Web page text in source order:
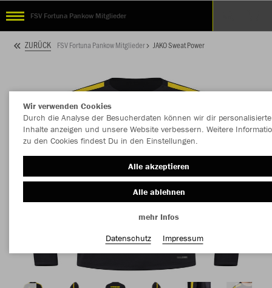
FSV Fortuna Pankow Mitglieder
ZURÜCK FSV Fortuna Pankow Mitglieder JAKO Sweat Power
Wir verwenden Cookies
Durch die Analyse der Besucherdaten können wir dir personalisierte
Inhalte anzeigen und unsere Website verbessern. Weitere
zu den Cookies findest Du in den Einstellungen.
Alle akzeptieren
Alle ablehnen
mehr Infos
Datenschutz
Impressum